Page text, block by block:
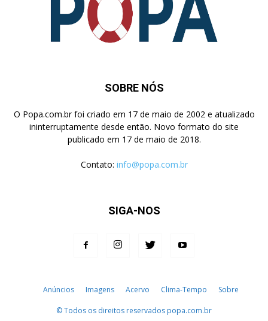
SOBRE NÓS
O Popa.com.br foi criado em 17 de maio de 2002 e atualizado
ininterruptamente desde então. Novo formato do site
publicado em 17 de maio de 2018.
Contato: info@popa.com.br
SIGA-NOS
Anúncios Imagens Acervo Clima-Tempo Sobre
© Todos os direitos reservados popa.com.br